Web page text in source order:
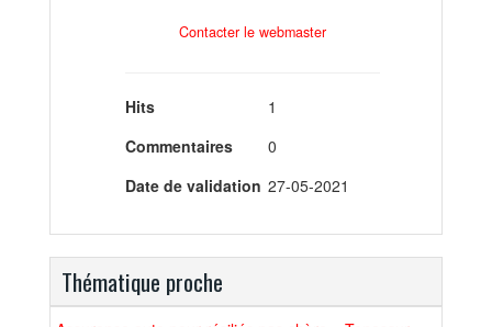
Contacter le webmaster
Hits
1
Commentaires
0
Date de validation 27-05-2021
Thématique proche